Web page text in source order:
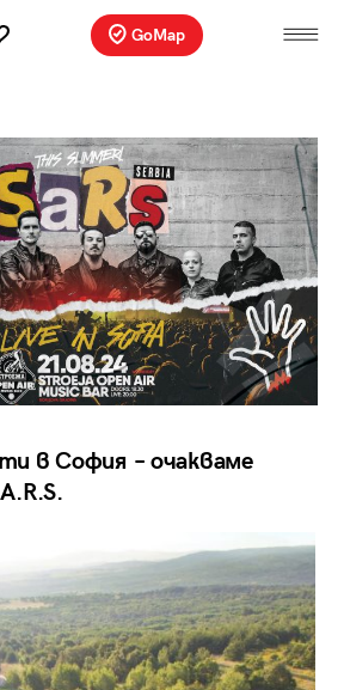
GoMap
в София – очакваме